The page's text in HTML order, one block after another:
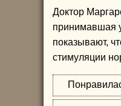
Доктор
принимавшая
показывают,
стимуляции